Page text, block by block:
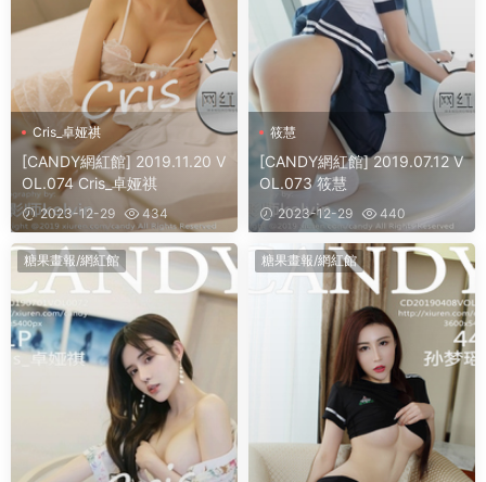
Cris_卓娅祺
[CANDY網紅館] 2019.11.20 V
OL.074 Cris_卓娅祺
2023-12-29 434
筱慧
[CANDY網紅館] 2019.07.12 V
OL.073 筱慧
2023-12-29 440
糖果畫報/網紅館 糖果畫報/網紅館